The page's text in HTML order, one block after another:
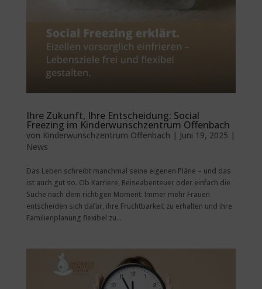
Ihre Zukunft, Ihre Entscheidung: Social
Freezing im Kinderwunschzentrum Offenbach
von Kinderwunschzentrum Offenbach | Juni 19, 2025 |
News
Das Leben schreibt manchmal seine eigenen Pläne – und das
ist auch gut so. Ob Karriere, Reiseabenteuer oder einfach die
Suche nach dem richtigen Moment: Immer mehr Frauen
entscheiden sich dafür, ihre Fruchtbarkeit zu erhalten und ihre
Familienplanung flexibel zu...